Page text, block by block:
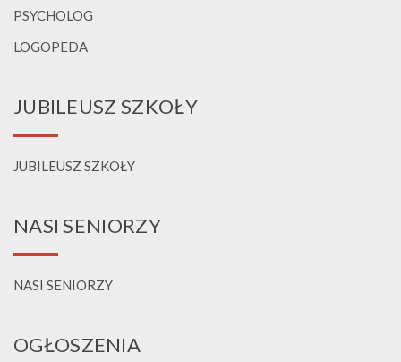
PSYCHOLOG
LOGOPEDA
JUBILEUSZ SZKOŁY
JUBILEUSZ SZKOŁY
NASI SENIORZY
NASI SENIORZY
OGŁOSZENIA